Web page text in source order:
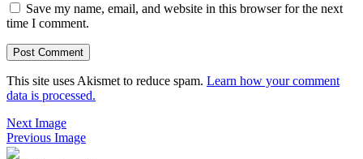
Save my name, email, and website in this browser for the next
time I comment.
This site uses Akismet to reduce spam. Learn how your comment
data is processed.
Next Image
Previous Image